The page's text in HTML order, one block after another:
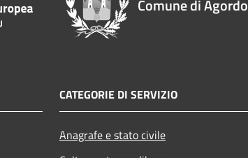
Comune di Agordo
CATEGORIE DI SERVIZIO
Anagrafe e stato civile